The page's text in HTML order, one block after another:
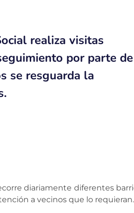
realiza visitas
por parte de
se resguarda la
diariamente diferentes
a vecinos que lo requieran.